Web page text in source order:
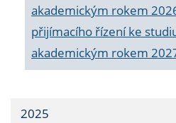
akademickým rokem
přijímacího řízení ke
akademickým rokem
2025